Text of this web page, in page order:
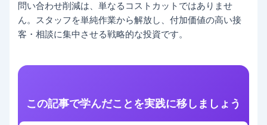
問い合わせ削減は、単なるコストカットではありませ
ん。スタッフを単純作業から解放し、付加価値の高い接
客・相談に集中させる戦略的な投資です。
この記事で学んだことを実践に移しましょう